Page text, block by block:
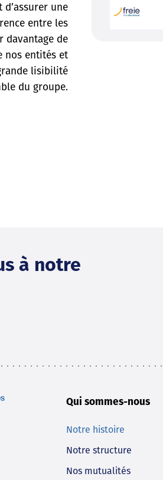
une
entre les
davantage de
nos entités et
lisibilité
du groupe.
à notre
Qui sommes-nous
Notre histoire
Notre structure
Nos mutualités